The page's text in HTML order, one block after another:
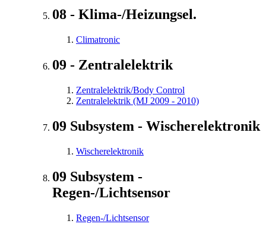
08 - Klima-/Heizungsel.
Climatronic
09 - Zentralelektrik
Zentralelektrik/Body Control
Zentralelektrik (MJ 2009 - 2010)
09 Subsystem - Wischerelektronik
Wischerelektronik
09 Subsystem -
Regen-/Lichtsensor
Regen-/Lichtsensor